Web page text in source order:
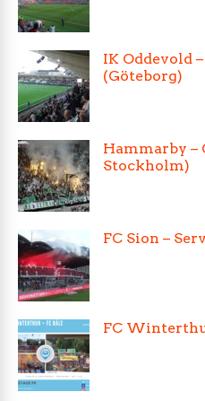
IK Oddevold
(Göteborg)
Hammarby –
Stockholm)
FC Sion –
FC